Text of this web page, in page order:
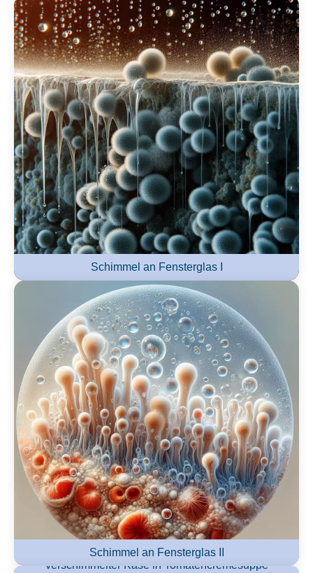
Schimmel an Fensterglas I
Schimmel an Fensterglas II
verschimmelter Käse in Tomatencremesuppe